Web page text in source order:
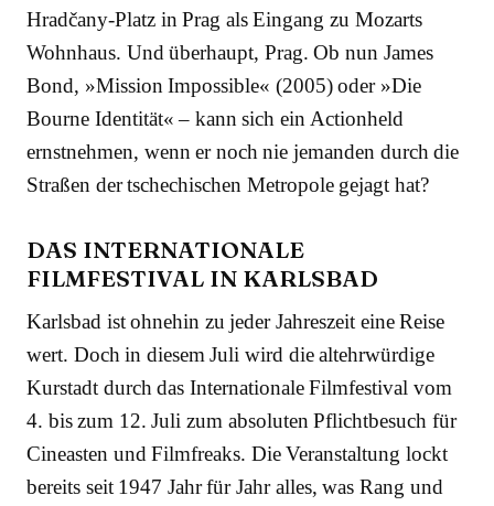
Hradčany-Platz in Prag als Eingang zu Mozarts
Wohnhaus. Und überhaupt, Prag. Ob nun James
Bond, »Mission Impossible« (2005) oder »Die
Bourne Identität« – kann sich ein Actionheld
ernstnehmen, wenn er noch nie jemanden durch die
Straßen der tschechischen Metropole gejagt hat?
DAS INTERNATIONALE
FILMFESTIVAL IN KARLSBAD
Karlsbad ist ohnehin zu jeder Jahreszeit eine Reise
wert. Doch in diesem Juli wird die altehrwürdige
Kurstadt durch das Internationale Filmfestival vom
4. bis zum 12. Juli zum absoluten Pflichtbesuch für
Cineasten und Filmfreaks. Die Veranstaltung lockt
bereits seit 1947 Jahr für Jahr alles, was Rang und